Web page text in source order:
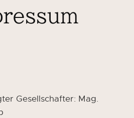
Gesellschafter: Mag.